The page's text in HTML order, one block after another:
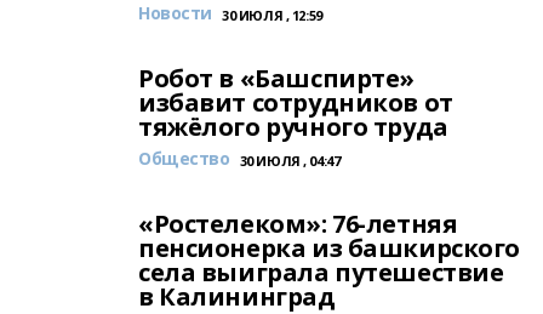
Новости 30 ИЮЛЯ , 12:59
Робот в «Башспирте»
избавит сотрудников от
тяжёлого ручного труда
Общество 30 ИЮЛЯ , 04:47
«Ростелеком»: 76-летняя
пенсионерка из башкирского
села выиграла путешествие
в Калининград